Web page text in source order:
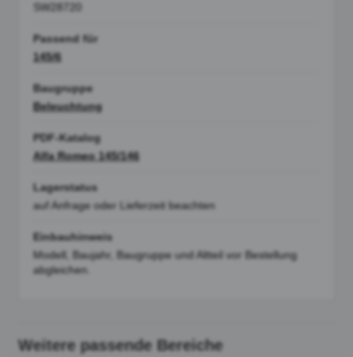
SW28720
Passend für
145/6
Baugruppe
Beleuchtung
PDF-Katalog
Alfa Romeo 145/146
Lagerstatus
auf Anfrage oder Lieferzeit beachten
Einbauhinweis
Modell, Baujahr, Baugruppe und Altteil vor Bestellung
abgleichen.
Weitere passende Bereiche